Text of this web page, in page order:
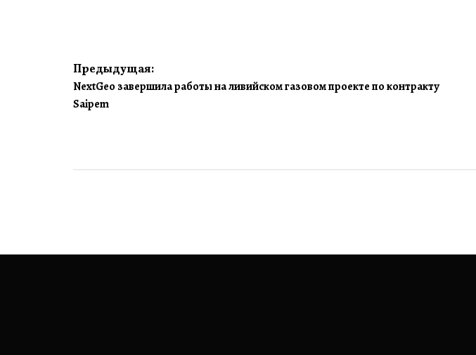
Навигация
по
Предыдущая:
NextGeo завершила работы на ливийском газовом проекте по контракту
Saipem